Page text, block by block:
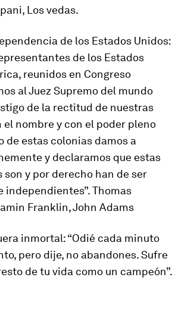
Los vedas.
de los Estados Unidos:
de los Estados
reunidos en Congreso
al Juez Supremo del mundo
de la rectitud de nuestras
el nombre y con el poder pleno
de estas colonias damos a
y declaramos que estas
son y por derecho han de ser
independientes”. Thomas
Franklin, John Adams
inmortal: “Odié cada minuto
pero dije, no abandones. Sufre
de tu vida como un campeón”.